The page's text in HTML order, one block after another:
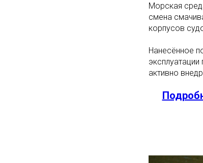
Морская
смена
корпусов
Нанесённое
активно